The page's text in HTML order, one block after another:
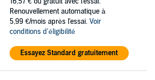
Renouvellement automatique à
5,99 €/mois après l'essai. Voir
conditions d'éligibilité
Essayez Standard gratuitement